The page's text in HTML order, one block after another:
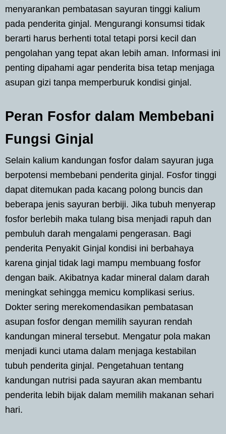
menyarankan pembatasan sayuran tinggi kalium
pada penderita ginjal. Mengurangi konsumsi tidak
berarti harus berhenti total tetapi porsi kecil dan
pengolahan yang tepat akan lebih aman. Informasi ini
penting dipahami agar penderita bisa tetap menjaga
asupan gizi tanpa memperburuk kondisi ginjal.
Peran Fosfor dalam Membebani
Fungsi Ginjal
Selain kalium kandungan fosfor dalam sayuran juga
berpotensi membebani penderita ginjal. Fosfor tinggi
dapat ditemukan pada kacang polong buncis dan
beberapa jenis sayuran berbiji. Jika tubuh menyerap
fosfor berlebih maka tulang bisa menjadi rapuh dan
pembuluh darah mengalami pengerasan. Bagi
penderita Penyakit Ginjal kondisi ini berbahaya
karena ginjal tidak lagi mampu membuang fosfor
dengan baik. Akibatnya kadar mineral dalam darah
meningkat sehingga memicu komplikasi serius.
Dokter sering merekomendasikan pembatasan
asupan fosfor dengan memilih sayuran rendah
kandungan mineral tersebut. Mengatur pola makan
menjadi kunci utama dalam menjaga kestabilan
tubuh penderita ginjal. Pengetahuan tentang
kandungan nutrisi pada sayuran akan membantu
penderita lebih bijak dalam memilih makanan sehari
hari.